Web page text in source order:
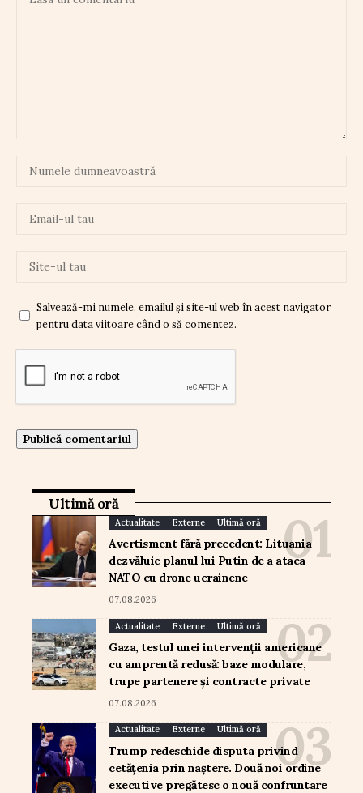
Salvează-mi numele, emailul și site-ul web în acest navigator
pentru data viitoare când o să comentez.
Ultimă oră
Actualitate Externe Ultimă oră
Avertisment fără precedent: Lituania
dezvăluie planul lui Putin de a ataca
NATO cu drone ucrainene
07.08.2026
Actualitate Externe Ultimă oră
Gaza, testul unei intervenții americane
cu amprentă redusă: baze modulare,
trupe partenere și contracte private
07.08.2026
Actualitate Externe Ultimă oră
Trump redeschide disputa privind
cetățenia prin naștere. Două noi ordine
executive pregătesc o nouă confruntare